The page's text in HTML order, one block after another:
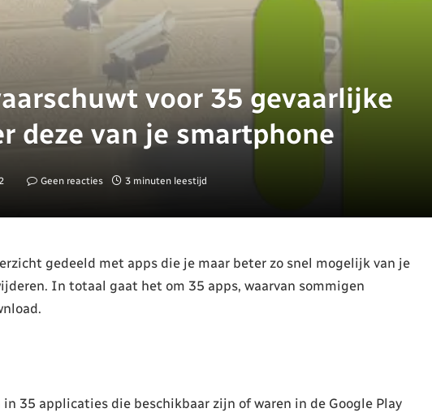
voor 35 gevaarlijke
deze van je smartphone
Geen reacties 3 minuten leestijd
gedeeld met apps die je maar beter zo snel mogelijk van je
In totaal gaat het om 35 apps, waarvan sommigen
in 35 applicaties die beschikbaar zijn of waren in de Google Play